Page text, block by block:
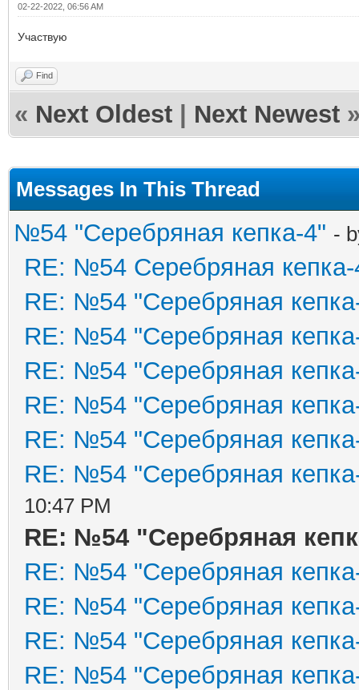
02-22-2022, 06:56 AM
Участвую
Find
« Next Oldest Next Newest
Messages In This Thread
№54 "Серебряная кепка-4" -
RE: №54 Серебряная кепка-
RE: №54 "Серебряная
RE: №54 "Серебряная
RE: №54 "Серебряная
RE: №54 "Серебряная
RE: №54 "Серебряная
RE: №54 "Серебряная
10:47 PM
RE: №54 "Серебряная
RE: №54 "Серебряная
RE: №54 "Серебряная
RE: №54 "Серебряная
RE: №54 "Серебряная